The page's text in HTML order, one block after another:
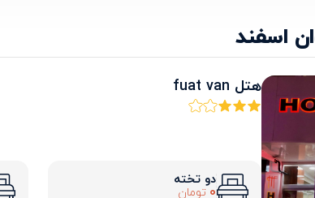
اسفند
هتل fuat van
دو تخته
0 تومان